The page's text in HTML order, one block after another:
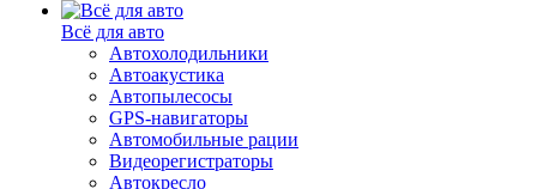
Всё для авто
Автохолодильники
Автоакустика
Автопылесосы
GPS-навигаторы
Автомобильные рации
Видеорегистраторы
Автокресло